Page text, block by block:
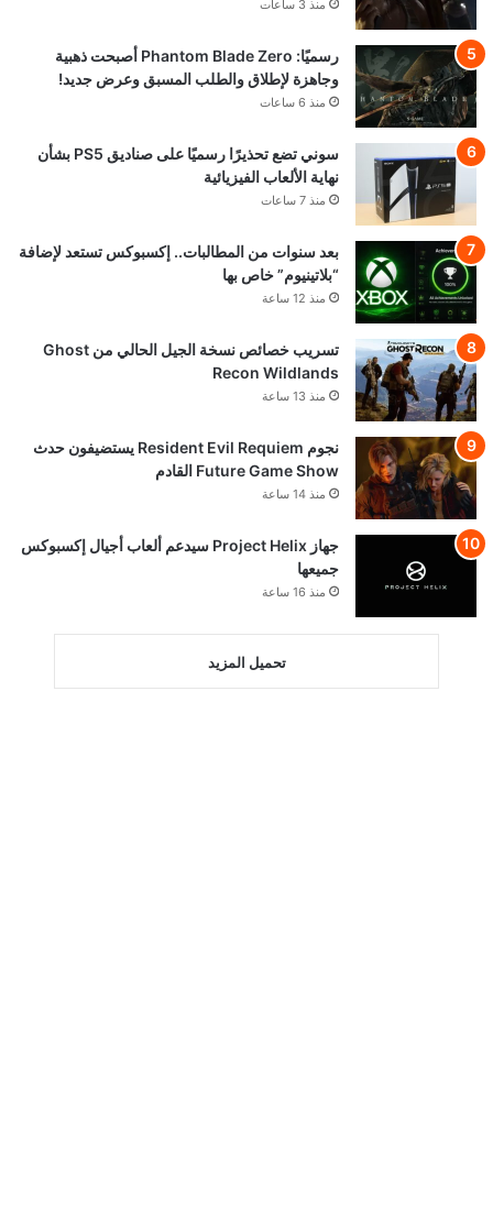
منذ 3 ساعات
رسميًا: Phantom Blade Zero أصبحت ذهبية
وجاهزة لإطلاق والطلب المسبق وعرض جديد!
منذ 6 ساعات
سوني تضع تحذيرًا رسميًا على صناديق PS5 بشأن
نهاية الألعاب الفيزيائية
منذ 7 ساعات
بعد سنوات من المطالبات.. إكسبوكس تستعد لإضافة
“بلاتينيوم” خاص بها
منذ 12 ساعة
تسريب خصائص نسخة الجيل الحالي من Ghost
Recon Wildlands
منذ 13 ساعة
نجوم Resident Evil Requiem يستضيفون حدث
Future Game Show القادم
منذ 14 ساعة
جهاز Project Helix سيدعم ألعاب أجيال إكسبوكس
جميعها
منذ 16 ساعة
تحميل المزيد